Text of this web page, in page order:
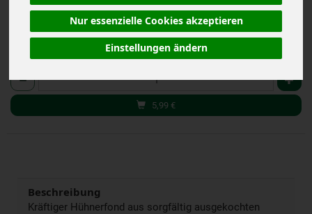
Nur essenzielle Cookies akzeptieren
Einstellungen ändern
385 ml
5,99 €
Beschreibung
Kräftiger Hühnerfond aus sorgfältig ausgekochten